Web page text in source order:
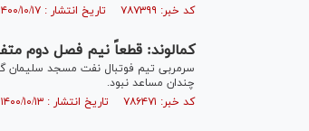
کد خبر: ۷۸۷۳۹۹ تاریخ انتشار : ۱۴۰۰/۱۰/۱۷
کمالوند: قطعاً نیم فصل دوم متفاوتی را سپری خواهیم
سرمربی تیم فوتبال نفت مسجد سلیمان
چندان مساعد نبود.
کد خبر: ۷۸۶۴۷۱ تاریخ انتشار : ۱۴۰۰/۱۰/۱۳